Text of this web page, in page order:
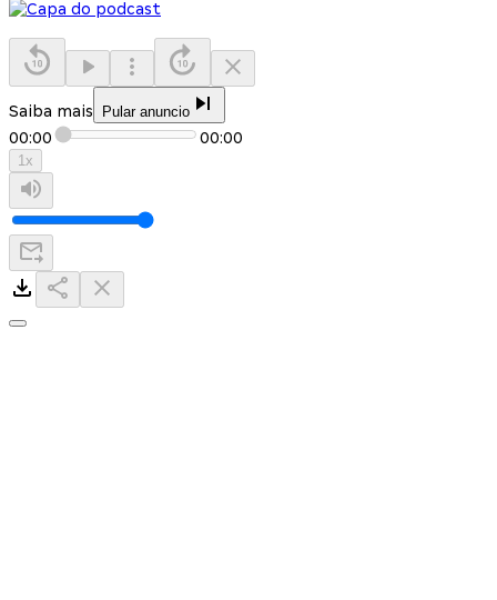
Saiba mais Pular anuncio
00:00 00:00
1x